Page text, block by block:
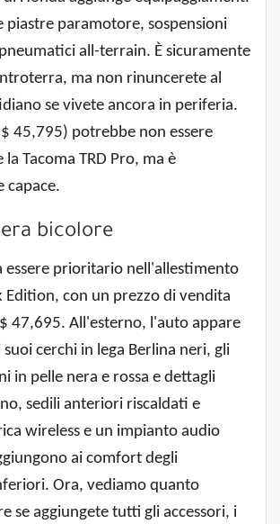
piastre paramotore, sospensioni
all-terrain. È sicuramente
ma non rinuncerete al
se vivete ancora in periferia.
45,795) potrebbe non essere
Tacoma TRD Pro, ma è
capace.
bicolore
essere prioritario nell'allestimento
Edition, con un prezzo di vendita
47,695. All'esterno, l'auto appare
cerchi in lega Berlina neri, gli
in pelle nera e rossa e dettagli
sedili anteriori riscaldati e
wireless e un impianto audio
ai comfort degli
Ora, vediamo quanto
se aggiungete tutti gli accessori, i